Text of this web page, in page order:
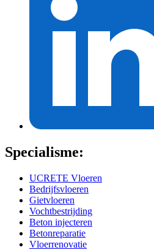
Specialisme:
UCRETE Vloeren
Bedrijfsvloeren
Gietvloeren
Vochtbestrijding
Beton injecteren
Betonreparatie
Vloerrenovatie